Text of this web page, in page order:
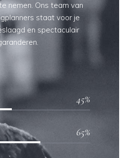
nemen. Ons team van
staat voor je
en spectaculair
45
65